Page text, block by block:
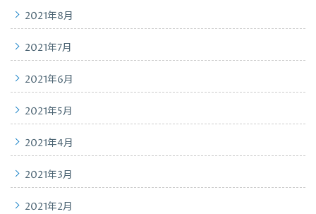
2021年8月
2021年7月
2021年6月
2021年5月
2021年4月
2021年3月
2021年2月